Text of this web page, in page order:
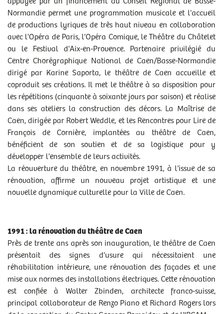
Normandie permet une programmation musicale et l'accueil
de productions lyriques de très haut niveau en collaboration
avec l'Opéra de Paris, l'Opéra Comique, le Théâtre du Châtelet
ou le Festival d'Aix-en-Provence. Partenaire privilégié du
Centre Chorégraphique National de Caen/Basse-Normandie
dirigé par Karine Saporta, le théâtre de Caen accueille et
coproduit ses créations. Il met le théâtre à sa disposition pour
les répétitions (cinquante à soixante jours par saison) et réalise
dans ses ateliers la construction des décors. La Maîtrise de
Caen, dirigée par Robert Weddle, et les Rencontres pour Lire de
François de Cornière, implantées au théâtre de Caen,
bénéficient de son soutien et de sa logistique pour y
développer l'ensemble de leurs activités.
La réouverture du théâtre, en novembre 1991, à l'issue de sa
rénovation, affirme un nouveau projet artistique et une
nouvelle dynamique culturelle pour la Ville de Caen.
1991 : la rénovation du théâtre de Caen
Près de trente ans après son inauguration, le théâtre de Caen
présentait des signes d'usure qui nécessitaient une
réhabilitation intérieure, une rénovation des façades et une
mise aux normes des installations électriques. Cette rénovation
est confiée à Walter Zbinden, architecte franco-suisse,
principal collaborateur de Renzo Piano et Richard Rogers lors